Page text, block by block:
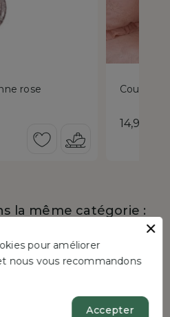
rose
Coussin
Prix
14,90 €
la même catégorie :
pour améliorer
nous vous recommandons
Accepter